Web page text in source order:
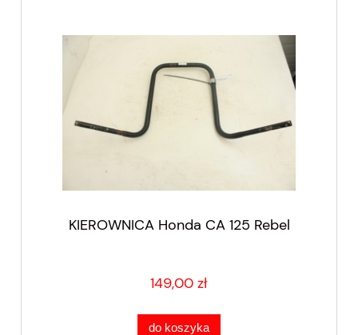
KIEROWNICA Honda CA 125 Rebel
149,00 zł
do koszyka